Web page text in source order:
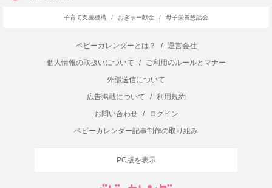
子育て支援機構 / おぎゃー献金 / 母子栄養懇話会
ベビーカレンダーとは？ /
運営会社
個人情報の取扱いについて
/
ご利用のルールとマナー
外部送信について
広告掲載について
/
利用規約
お問い合わせ
/
ログイン
ベビーカレンダー記事制作の取り組み
PC版を表示